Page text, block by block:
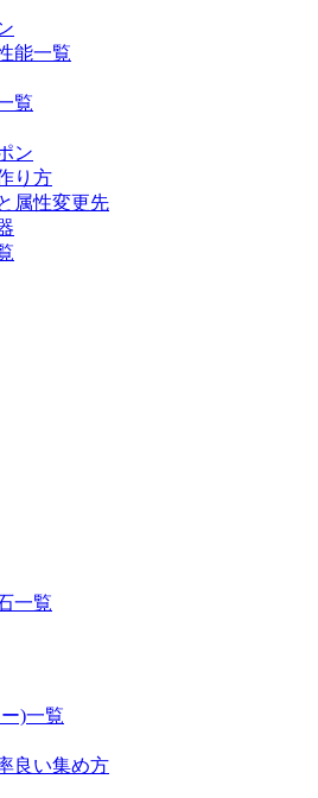
能一覧
覧
ン
り方
属性変更先
一覧
)一覧
良い集め方